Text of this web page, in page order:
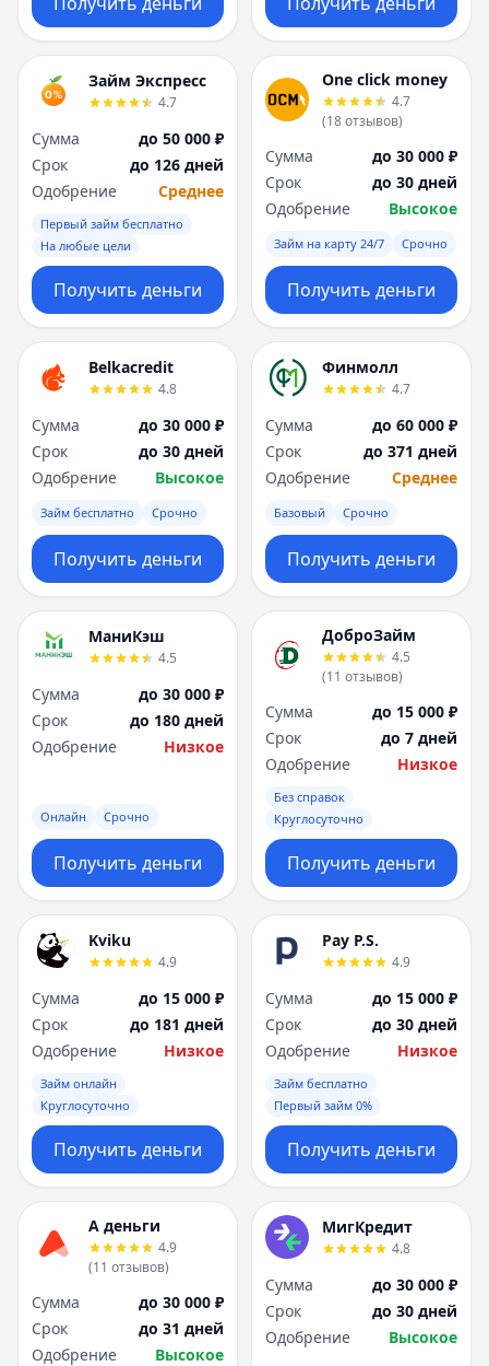
Займ Экспресс
4.7
Сумма
до 50 000 ₽
Срок
до 126 дней
Одобрение
Среднее
Первый займ бесплатно
На любые цели
Получить деньги
One click money
4.7
(18отзывов)
Сумма
до 30 000 ₽
Срок
до 30 дней
Одобрение
Высокое
Займ на карту 24/7 Срочно
Получить деньги
Belkacredit
4.8
Сумма
до 30 000 ₽
Срок
до 30 дней
Одобрение
Высокое
Займ бесплатно Срочно
Получить деньги
Финмолл
4.7
Сумма
до 60 000 ₽
Срок
до 371 дней
Одобрение
Среднее
Базовый Срочно
Получить деньги
МаниКэш
4.5
Сумма
до 30 000 ₽
Срок
до 180 дней
Одобрение
Низкое
Онлайн Срочно
Получить деньги
ДоброЗайм
4.5
(11 отзывов)
Сумма
до 15 000 ₽
Срок
до 7 дней
Одобрение
Низкое
Без справок
Круглосуточно
Получить деньги
Kviku
4.9
Сумма
до 15 000 ₽
Срок
до 181 дней
Одобрение
Низкое
Займ онлайн
Круглосуточно
Получить деньги
Pay P.S.
4.9
Сумма
до 15 000 ₽
Срок
до 30 дней
Одобрение
Низкое
Займ бесплатно
Первый займ 0%
Получить деньги
А деньги
4.9
(11 отзывов)
Сумма
до 30 000 ₽
Срок
до 31 дней
Одобрение
Высокое
МигКредит
4.8
Сумма
до 30 000 ₽
Срок
до 30 дней
Одобрение
Высокое